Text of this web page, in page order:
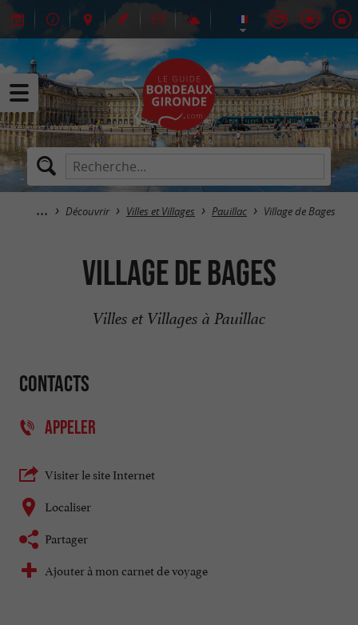
Découvrir Villes et Villages Pauillac Village de Bages
Village de Bages
Villes et Villages à Pauillac
Contacts
APPELER
Visiter le site Internet
Localiser
Partager
Ajouter à mon carnet de voyage